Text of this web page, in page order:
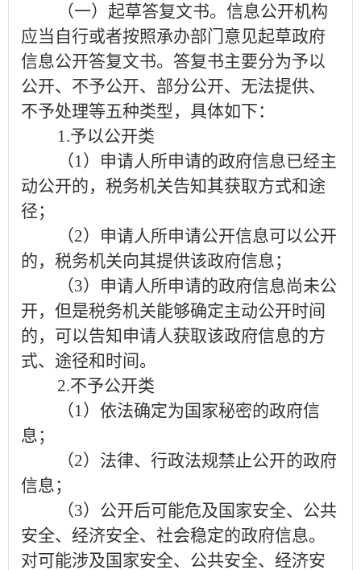
（一）起草答复文书。 信息公开机构
应当自行或者按照承办部门意见起草政府
信息公开答复文书。答复书主要分为予以
公开、不予公开、部分公开、无法提供、
不予处理等五种类型，具体如下：
1.予以公开类
（1 ） 申请人所申请的政府信息已经主
动公开的， 税务机关告知其获取方式和途
径；
（2）申请人所申请公开信息可以公开
的，税务机关向其提供该政府信息；
（3）申请人所申请的政府信息尚未公
开，但是税务机关能够确定主动公开时间
的，可以告知申请人获取该政府信息的方
式、途径和时间。
2.不予公开类
（1 ）依法确定为国家秘密的政府信
息；
（2）法律、行政法规禁止公开的政府
信息；
（3）公开后可能危及国家安全、公共
安全、经济安全、社会稳定的政府信息。
对可能涉及国家安全、公共安全、经济安